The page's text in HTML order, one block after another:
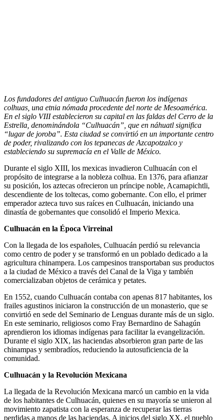
Los fundadores del antiguo Culhuacán fueron los indígenas
colhuas, una etnia nómada procedente del norte de Mesoamérica.
En el siglo VIII establecieron su capital en las faldas del Cerro de la
Estrella, denominándola “Culhuacán”, que en náhuatl significa
“lugar de joroba”. Esta ciudad se convirtió en un importante centro
de poder, rivalizando con los tepanecas de Azcapotzalco y
estableciendo su supremacía en el Valle de México.
Durante el siglo XIII, los mexicas invadieron Culhuacán con el
propósito de integrarse a la nobleza colhua. En 1376, para afianzar
su posición, los aztecas ofrecieron un príncipe noble, Acamapichtli,
descendiente de los toltecas, como gobernante. Con ello, el primer
emperador azteca tuvo sus raíces en Culhuacán, iniciando una
dinastía de gobernantes que consolidó el Imperio Mexica.
Culhuacán en la Época Virreinal
Con la llegada de los españoles, Culhuacán perdió su relevancia
como centro de poder y se transformó en un poblado dedicado a la
agricultura chinampera. Los campesinos transportaban sus productos
a la ciudad de México a través del Canal de la Viga y también
comercializaban objetos de cerámica y petates.
En 1552, cuando Culhuacán contaba con apenas 817 habitantes, los
frailes agustinos iniciaron la construcción de un monasterio, que se
convirtió en sede del Seminario de Lenguas durante más de un siglo.
En este seminario, religiosos como Fray Bernardino de Sahagún
aprendieron los idiomas indígenas para facilitar la evangelización.
Durante el siglo XIX, las haciendas absorbieron gran parte de las
chinampas y sembradíos, reduciendo la autosuficiencia de la
comunidad.
Culhuacán y la Revolución Mexicana
La llegada de la Revolución Mexicana marcó un cambio en la vida
de los habitantes de Culhuacán, quienes en su mayoría se unieron al
movimiento zapatista con la esperanza de recuperar las tierras
perdidas a manos de las haciendas. A inicios del siglo XX, el pueblo